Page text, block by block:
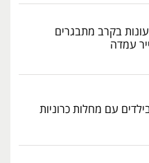
בקרב מתבגרים
עמדה
עם מחלות כרוניות